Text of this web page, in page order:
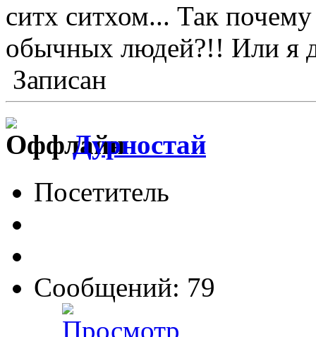
ситх ситхом... Так почему
обычных людей?!! Или я
Записан
Дурностай
Посетитель
Сообщений: 79